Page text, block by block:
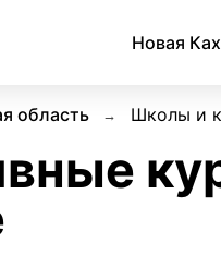
Новая
область Школы и